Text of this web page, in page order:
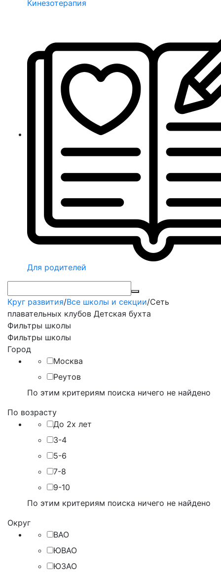
Кинезотерапия
Для родителей
Круг развития/Все школы и секции/Сеть
плавательных клубов Детская бухта
Фильтры школы
Фильтры школы
Город
Москва
Реутов
По этим критериям поиска ничего не найдено
По возрасту
До 2х лет
3-4
5-6
7-8
9-10
По этим критериям поиска ничего не найдено
Округ
ВАО
ЮВАО
ЮЗАО